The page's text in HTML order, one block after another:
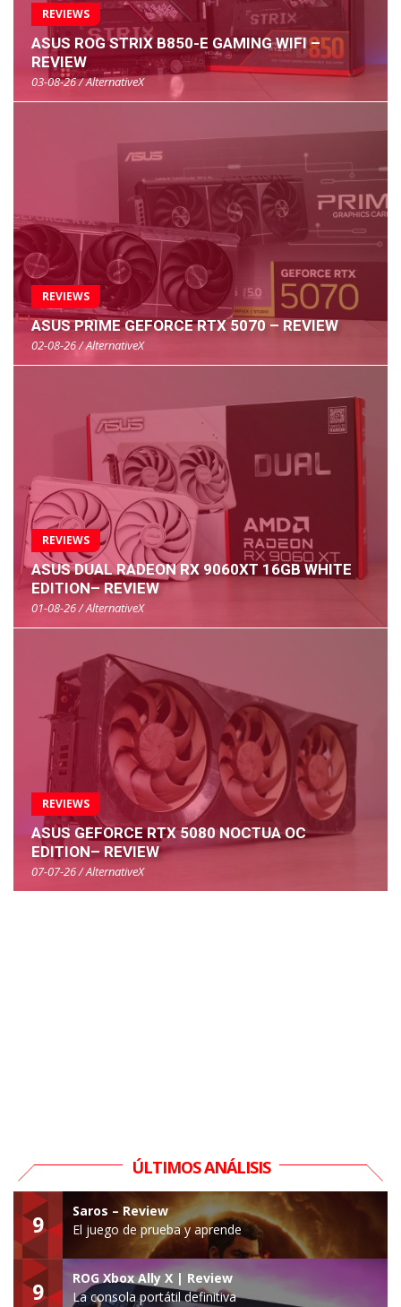
REVIEWS
ASUS ROG STRIX B850-E GAMING WIFI –
REVIEW
03-08-26 / AlternativeX
REVIEWS
ASUS PRIME GEFORCE RTX 5070 – REVIEW
02-08-26 / AlternativeX
REVIEWS
ASUS DUAL RADEON RX 9060XT 16GB WHITE
EDITION– REVIEW
01-08-26 / AlternativeX
REVIEWS
ASUS GEFORCE RTX 5080 NOCTUA OC
EDITION– REVIEW
07-07-26 / AlternativeX
ÚLTIMOS ANÁLISIS
9
Saros – Review
El juego de prueba y aprende
9
ROG Xbox Ally X | Review
La consola portátil definitiva